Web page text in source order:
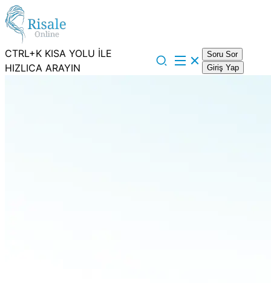
CTRL+K KISA YOLU İLE
HIZLICA ARAYIN
Soru Sor
Giriş Yap